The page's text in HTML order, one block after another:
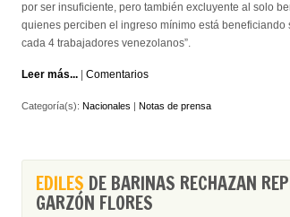
por ser insuficiente, pero también excluyente al solo
quienes perciben el ingreso mínimo está beneficiando
cada 4 trabajadores venezolanos”.
Leer más... Comentarios
Categoría(s): Nacionales | Notas de prensa
EDILES DE BARINAS RECHAZAN
GARZÓN FLORES